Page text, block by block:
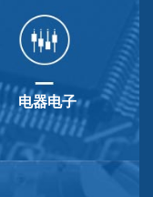
电器电子